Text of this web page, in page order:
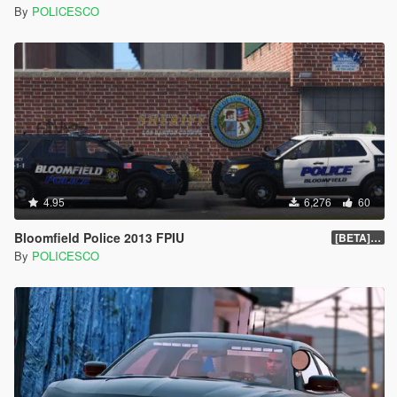
By POLICESCO
4.95 6,276 60
Bloomfield Police 2013 FPIU [BETA] 0.1
By POLICESCO